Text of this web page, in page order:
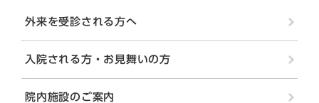
外来を受診される方へ
入院される方・お見舞いの方
院内施設のご案内